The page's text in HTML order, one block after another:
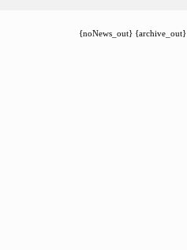
{noNews_out} {archive_out}